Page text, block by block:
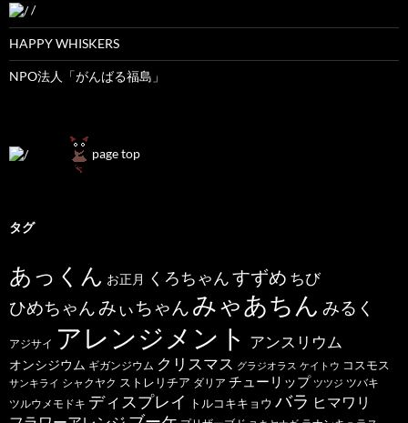
/
HAPPY WHISKERS
NPO法人「がんばる福島」
page top
タグ
あっくん お正月 くろちゃんすずめ ちび
ひめちゃんみぃちゃん みゃあちん みるく
アジサイ アレンジメント アンスリウム
オンシジウム ギガンジウム クリスマス グラジオラス ケイトウ コスモス
サンキライ シャクヤク ストレリチア ダリア チューリップ ツツジ ツバキ
ツルウメモドキ ディスプレイ トルコキキョウ バラ ヒマワリ